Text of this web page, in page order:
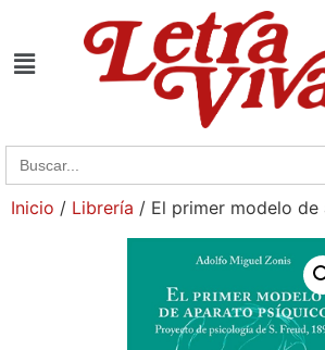
Search
for:
Inicio / Librería / El primer modelo